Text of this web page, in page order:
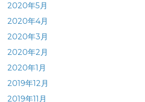
2020年5月
2020年4月
2020年3月
2020年2月
2020年1月
2019年12月
2019年11月